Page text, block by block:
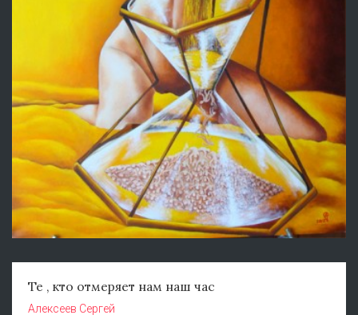
Те , кто отмеряет нам наш час
Алексеев Сергей